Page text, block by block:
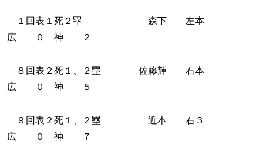
１回表１死２塁 森下 左本
広 ０ 神 ２
８回表２死１、２塁 佐藤輝 右本
広 ０ 神 ５
９回表２死１、２塁 近本 右３
広 ０ 神 ７